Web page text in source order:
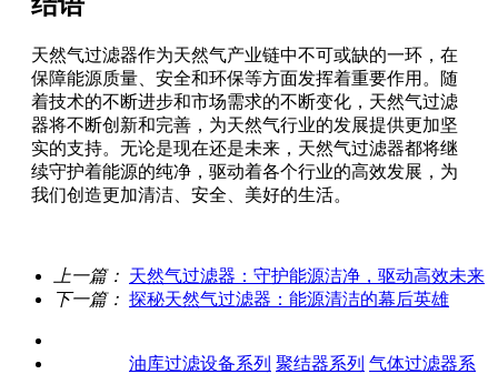
天然气过滤器作为天然气产业链中不可或缺的一环，在
保障能源质量、安全和环保等方面发挥着重要作用。随
着技术的不断进步和市场需求的不断变化，天然气过滤
器将不断创新和完善，为天然气行业的发展提供更加坚
实的支持。无论是现在还是未来，天然气过滤器都将继
续守护着能源的纯净，驱动着各个行业的高效发展，为
我们创造更加清洁、安全、美好的生活。
上一篇： 天然气过滤器：守护能源洁净，驱动高效未来
下一篇： 探秘天然气过滤器：能源清洁的幕后英雄
油库过滤设备系列 聚结器系列 气体过滤器系